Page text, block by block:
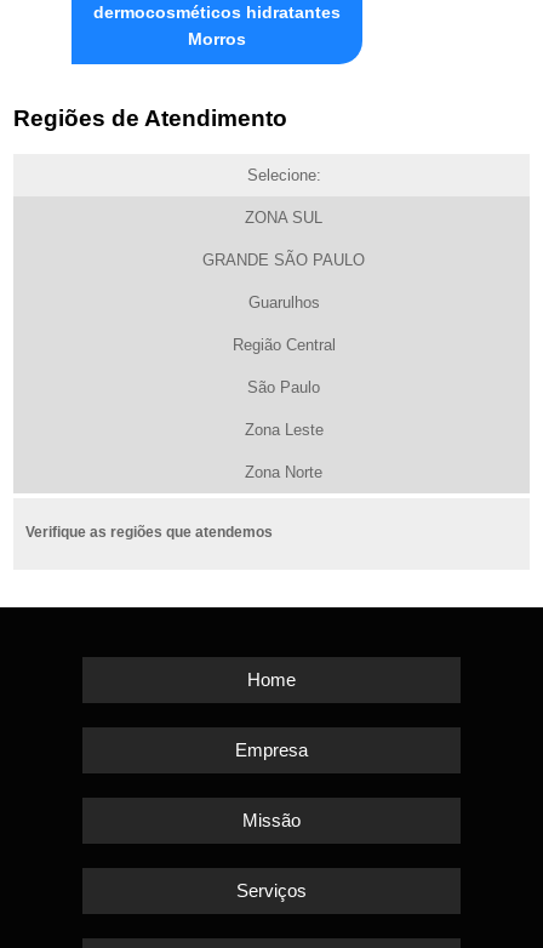
dermocosméticos hidratantes
Morros
Regiões de Atendimento
Selecione:
ZONA SUL
GRANDE SÃO PAULO
Guarulhos
Região Central
São Paulo
Zona Leste
Zona Norte
Verifique as regiões que atendemos
Home
Empresa
Missão
Serviços